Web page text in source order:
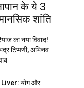
के ये 3
शांति
का नया विवाद!
टिप्पणी, अभिनव
योग और